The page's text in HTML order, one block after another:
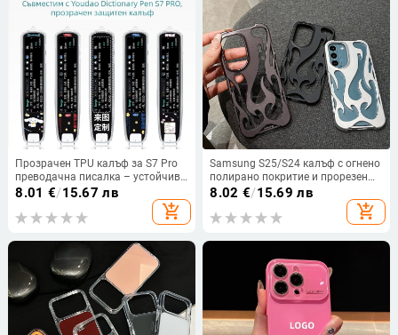
Прозрачен TPU калъф за S7 Pro
преводачна писалка – устойчив
на падане, сладък и
8.01 €/15.67 лв
add_shopping_cart
Samsung S25/S24 калъф с огнено
полирано покритие и прорезен
дизайн, съвместим с
8.02 €/15.69 лв
add_shopping_cart